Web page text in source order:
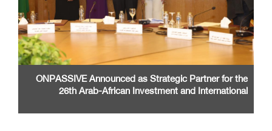
ONPASSIVE Announced as Strategic Partner for the
26th Arab-African Investment and International